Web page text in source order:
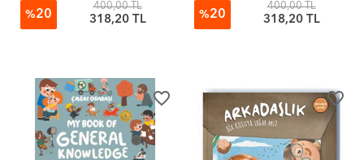
%20
400,00 TL
318,20 TL %20
400,00 TL
318,20 TL
favorite_border favorite_border